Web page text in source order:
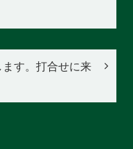
す。打合せに来